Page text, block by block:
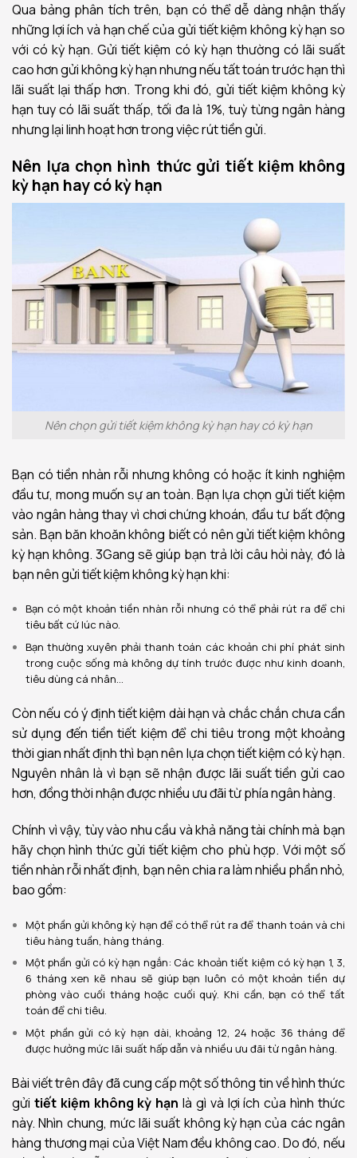
Qua bảng phân tích trên, bạn có thể dễ dàng nhận thấy
những lợi ích và hạn chế của gửi tiết kiệm không kỳ hạn so
với có kỳ hạn. Gửi tiết kiệm có kỳ hạn thường có lãi suất
cao hơn gửi không kỳ hạn nhưng nếu tất toán trước hạn thì
lãi suất lại thấp hơn. Trong khi đó, gửi tiết kiệm không kỳ
hạn tuy có lãi suất thấp, tối đa là 1%, tuỳ từng ngân hàng
nhưng lại linh hoạt hơn trong việc rút tiền gửi.
Nên lựa chọn hình thức gửi tiết kiệm không
kỳ hạn hay có kỳ hạn
Nên chọn gửi tiết kiệm không kỳ hạn hay có kỳ hạn
Bạn có tiền nhàn rỗi nhưng không có hoặc ít kinh nghiệm
đầu tư, mong muốn sự an toàn. Bạn lựa chọn gửi tiết kiệm
vào ngân hàng thay vì chơi chứng khoán, đầu tư bất động
sản. Bạn băn khoăn không biết có nên gửi tiết kiệm không
kỳ hạn không. 3Gang sẽ giúp bạn trả lời câu hỏi này, đó là
bạn nên gửi tiết kiệm không kỳ hạn khi:
Bạn có một khoản tiền nhàn rỗi nhưng có thể phải rút ra để chi
tiêu bất cứ lúc nào.
Bạn thường xuyên phải thanh toán các khoản chi phí phát sinh
trong cuộc sống mà không dự tính trước được như kinh doanh,
tiêu dùng cá nhân…
Còn nếu có ý định tiết kiệm dài hạn và chắc chắn chưa cần
sử dụng đến tiền tiết kiệm để chi tiêu trong một khoảng
thời gian nhất định thì bạn nên lựa chọn tiết kiệm có kỳ hạn.
Nguyên nhân là vì bạn sẽ nhận được lãi suất tiền gửi cao
hơn, đồng thời nhận được nhiều ưu đãi từ phía ngân hàng.
Chính vì vậy, tùy vào nhu cầu và khả năng tài chính mà bạn
hãy chọn hình thức gửi tiết kiệm cho phù hợp. Với một số
tiền nhàn rỗi nhất định, bạn nên chia ra làm nhiều phần nhỏ,
bao gồm:
Một phần gửi không kỳ hạn để có thể rút ra để thanh toán và chi
tiêu hàng tuần, hàng tháng.
Một phần gửi có kỳ hạn ngắn: Các khoản tiết kiệm có kỳ hạn 1, 3,
6 tháng xen kẽ nhau sẽ giúp bạn luôn có một khoản tiền dự
phòng vào cuối tháng hoặc cuối quý. Khi cần, bạn có thể tất
toán để chi tiêu.
Một phần gửi có kỳ hạn dài, khoảng 12, 24 hoặc 36 tháng để
được hưởng mức lãi suất hấp dẫn và nhiều ưu đãi từ ngân hàng.
Bài viết trên đây đã cung cấp một số thông tin về hình thức
gửi tiết kiệm không kỳ hạn là gì và lợi ích của hình thức
này. Nhìn chung, mức lãi suất không kỳ hạn của các ngân
hàng thương mại của Việt Nam đều không cao. Do đó, nếu